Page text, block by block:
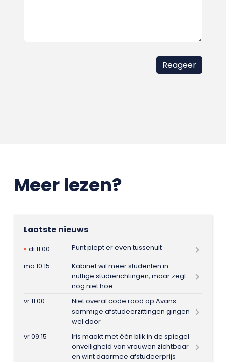
Meer lezen?
Laatste nieuws
di 11:00
Punt piept er even tussenuit
ma 10:15
Kabinet wil meer studenten in
nuttige studierichtingen, maar zegt
nog niet hoe
vr 11:00
Niet overal code rood op Avans:
sommige afstudeerzittingen gingen
wel door
vr 09:15
Iris maakt met één blik in de spiegel
onveiligheid van vrouwen zichtbaar
en wint daarmee afstudeerprijs